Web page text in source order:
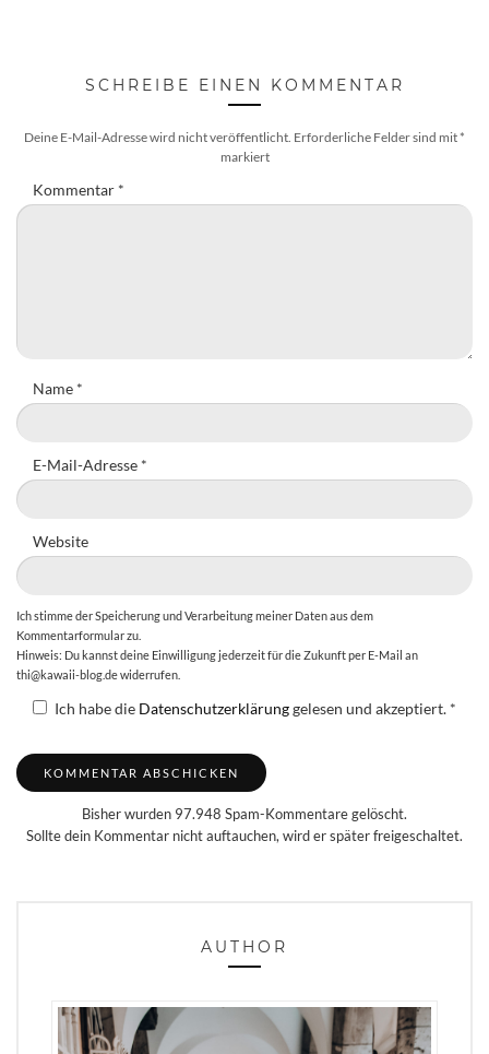
SCHREIBE EINEN KOMMENTAR
Deine E-Mail-Adresse wird nicht veröffentlicht. Erforderliche Felder sind mit *
markiert
Kommentar *
Name *
E-Mail-Adresse *
Website
Ich stimme der Speicherung und Verarbeitung meiner Daten aus dem
Kommentarformular zu.
Hinweis: Du kannst deine Einwilligung jederzeit für die Zukunft per E-Mail an
thi@kawaii-blog.de widerrufen.
Ich habe die Datenschutzerklärunggelesen und akzeptiert. *
Bisher wurden 97.948 Spam-Kommentare gelöscht.
Sollte dein Kommentar nicht auftauchen, wird er später freigeschaltet.
AUTHOR